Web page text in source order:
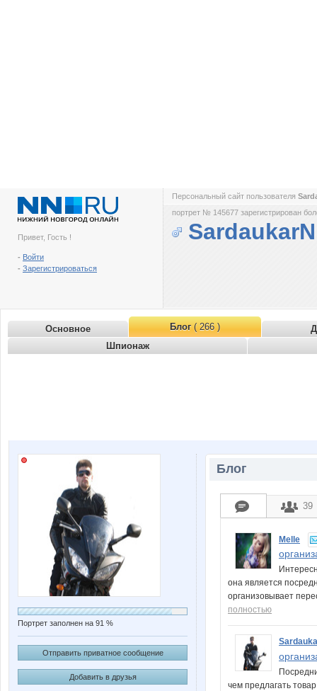
Привет, Гость !
- Войти
- Зарегистрироваться
Персональный сайт пользователя
портрет № 145677 зарегистрирован
Основное Блог( 266 )
Шпионаж
Портрет заполнен на 91 %
Отправить приватное сообщение
Добавить в друзья
Блог
39
Melle
она является
организовывает
полностью
чем предлагать